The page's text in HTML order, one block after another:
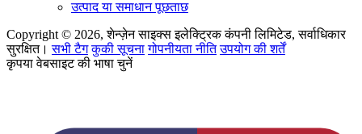
उत्पाद या समाधान पूछताछ
Copyright © 2026, शेन्ज़ेन साइक्स इलेक्ट्रिक कंपनी लिमिटेड, सर्वाधिकार
सुरक्षित।सभी टैग कुकी सूचना गोपनीयता नीति उपयोग की शर्तें
कृपया वेबसाइट की भाषा चुनें